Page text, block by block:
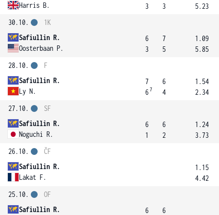
Harris B.
3
3
5.23
30.10.
Safiullin R.
Oosterbaan P.
1K
6
3
7
5
1.09
5.85
28.10.
Safiullin R.
Ly N.
F
7
67
6
4
1.54
2.34
27.10.
Safiullin R.
Noguchi R.
SF
6
1
6
2
1.24
3.73
26.10.
Safiullin R.
Lakat F.
ČF
1.15
4.42
25.10.
Safiullin R.
OF
6
6